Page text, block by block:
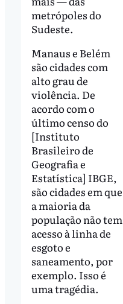
metrópoles do
Sudeste.
Manaus e Belém
são cidades com
alto grau de
violência. De
acordo com o
último censo do
[Instituto
Brasileiro de
Geografia e
Estatística] IBGE,
são cidades em que
a maioria da
população não tem
acesso à linha de
esgoto e
saneamento, por
exemplo. Isso é
uma tragédia.